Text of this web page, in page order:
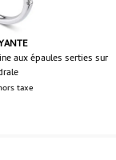
aux épaules serties sur
taxe